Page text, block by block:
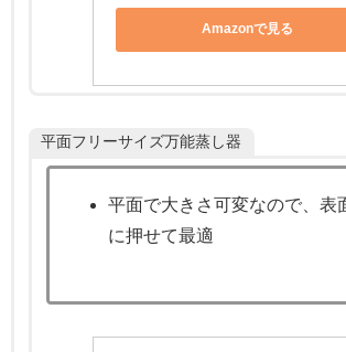
Amazonで見る
平面フリーサイズ万能蒸し器
平面で大きさ可変なので、表
に押せて最適